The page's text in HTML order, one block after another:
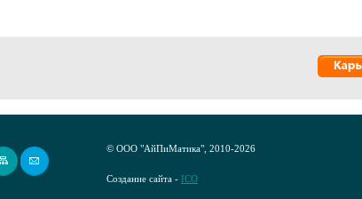
© ООО "АйПиМатика", 2010-2026
Создание сайта - ICO